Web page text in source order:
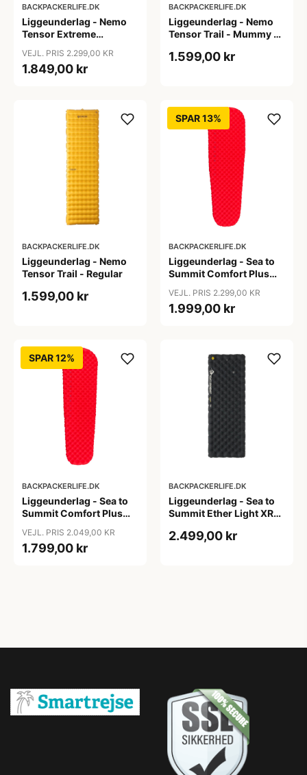
BACKPACKERLIFE.DK
Liggeunderlag - Nemo
Tensor Extreme
VEJL. PRIS 2.299,00 KR
1.849,00 kr
BACKPACKERLIFE.DK
Liggeunderlag - Nemo
Tensor Trail - Mummy -
1.599,00 kr
BACKPACKERLIFE.DK
Liggeunderlag - Nemo
Tensor Trail - Regular
1.599,00 kr
SPAR 13%
BACKPACKERLIFE.DK
Liggeunderlag - Sea to
Summit Comfort Plus
Large
VEJL. PRIS 2.299,00 KR
1.999,00 kr
SPAR 12%
BACKPACKERLIFE.DK
Liggeunderlag - Sea to
Summit Comfort Plus
Regular
VEJL. PRIS 2.049,00 KR
1.799,00 kr
BACKPACKERLIFE.DK
Liggeunderlag - Sea to
Summit Ether Light XR
Rectangular - Regular
2.499,00 kr